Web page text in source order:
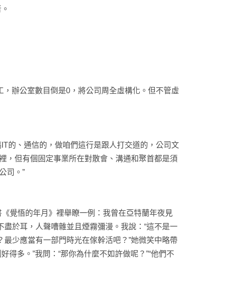
公室數目倒是0，將公司周全虛構化。但不管虛
、通信的，做咱們這行是跟人打交道的，公司文
，但有個固定事業所在對散會、溝通和聚首都是須
司。”
悟的年月》裡舉瞭一例：我曾在亞特蘭年夜見
於耳，人聲嘈雜並且煙霧彌漫。我說：“這不是一
少應當有一部門時光在傢幹活吧？”她微笑中略帶
多。”我問：“那你為什麼不如許做呢？”“他們不